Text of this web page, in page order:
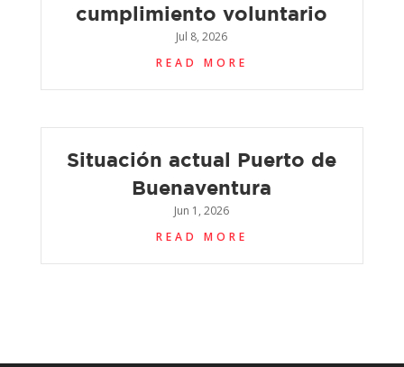
cumplimiento voluntario
Jul 8, 2026
READ MORE
Situación actual Puerto de
Buenaventura
Jun 1, 2026
READ MORE